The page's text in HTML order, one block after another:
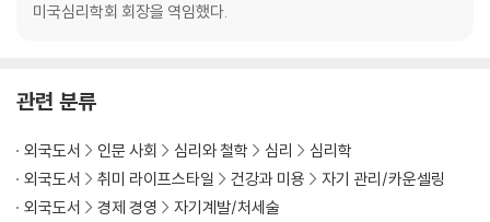
미국심리학회 회장을 역임했다.
관련 분류
외국도서 인문 사회 심리와 철학 심리
심리학
외국도서
취미 라이프스타일 건강과 미용
자기 관리/카운셀링
외국도서
경제 경영 자기계발/처세술